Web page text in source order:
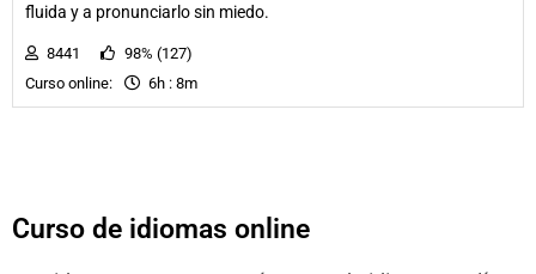
fluida y a pronunciarlo sin miedo.
8441
98% (127)
Curso online:
6h : 8m
Curso de idiomas online